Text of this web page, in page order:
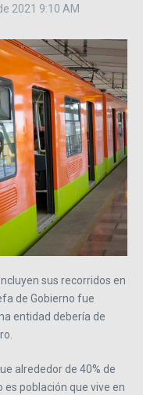
2021 9:10 AM
sus recorridos en
de Gobierno fue
entidad debería de
alrededor de 40% de
es población que vive en